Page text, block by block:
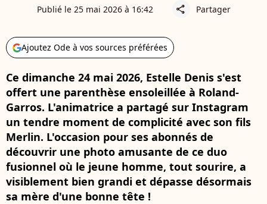
Publié le 25 mai 2026 à 16:42 share Partager
Ajoutez Ode à vos sources préférées
Ce dimanche 24 mai 2026, Estelle Denis s'est
offert une parenthèse ensoleillée à Roland-
Garros. L'animatrice a partagé sur Instagram
un tendre moment de complicité avec son fils
Merlin. L'occasion pour ses abonnés de
découvrir une photo amusante de ce duo
fusionnel où le jeune homme, tout sourire, a
visiblement bien grandi et dépasse désormais
sa mère d'une bonne tête !